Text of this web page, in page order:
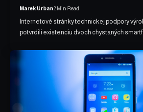
Marek Urban2 Min Read
Internetové stránky technickej podpory
potvrdili existenciu dvoch chystaných